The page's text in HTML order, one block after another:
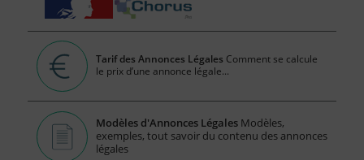
Tarif des Annonces Légales Comment se calcule
le prix d’une annonce légale...
Modèles d'Annonces Légales Modèles,
exemples, tout savoir du contenu des annonces
légales